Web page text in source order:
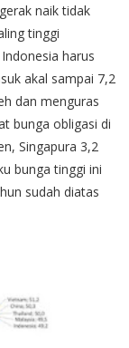
naik tidak
tinggi
harus
akal sampai 7,2
dan menguras
bunga obligasi di
Singapura 3,2
bunga tinggi ini
sudah diatas